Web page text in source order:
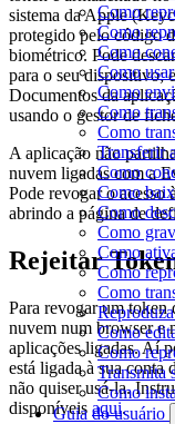
Como
Como
Como
Como
Como
Como
Como
Transferir
Como
Como
Como
Como
Como
Como
Como
Como
Como
Transmita
Como
Guia do usuário
sistema da Apple
protegido pelo código
biométrico. Pode
para o seu dispositivo;
Documentos da
usando o gestor de
A aplicação não
nuvem ligadas com a
Pode revogar o acesso
abrindo a página de
Rejeitar
Para revogar um token
nuvem num browser e
aplicações ligadas. Aí
está ligada à sua conta
não quiser usá-la.
disponíveis aqui.